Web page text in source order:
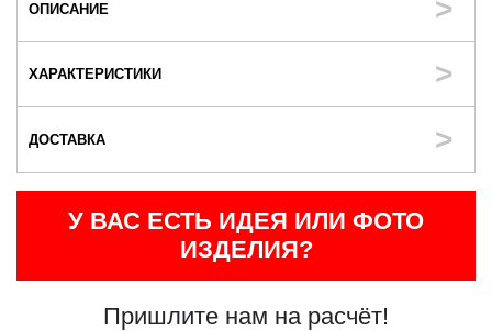
ОПИСАНИЕ
ХАРАКТЕРИСТИКИ
ДОСТАВКА
У ВАС ЕСТЬ ИДЕЯ ИЛИ ФОТО
ИЗДЕЛИЯ?
Пришлите нам на расчёт!